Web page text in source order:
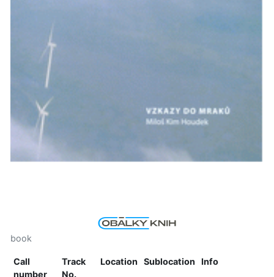
book
Call
number
Track
No.
Location Sublocation Info